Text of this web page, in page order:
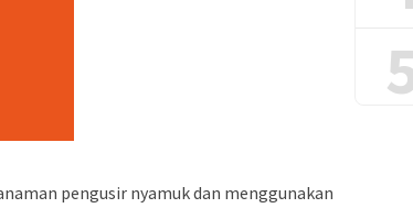
pengusir nyamuk dan menggunakan